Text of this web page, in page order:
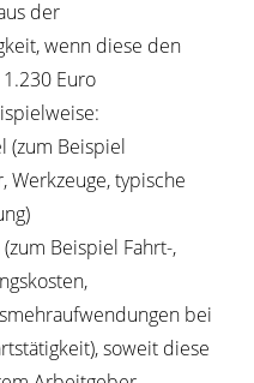
der
wenn diese den
Euro
(zum Beispiel
Werkzeuge, typische
Beispiel Fahrt-,
bei
soweit diese